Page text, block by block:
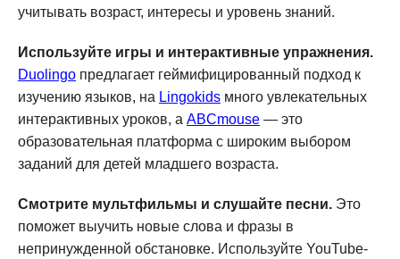
учитывать возраст, интересы и уровень знаний.
Используйте игры и интерактивные упражнения.
Duolingo предлагает геймифицированный подход к
изучению языков, на Lingokids много увлекательных
интерактивных уроков, а ABCmouse — это
образовательная платформа с широким выбором
заданий для детей младшего возраста.
Смотрите мультфильмы и слушайте песни. Это
поможет выучить новые слова и фразы в
непринужденной обстановке. Используйте YouTube-